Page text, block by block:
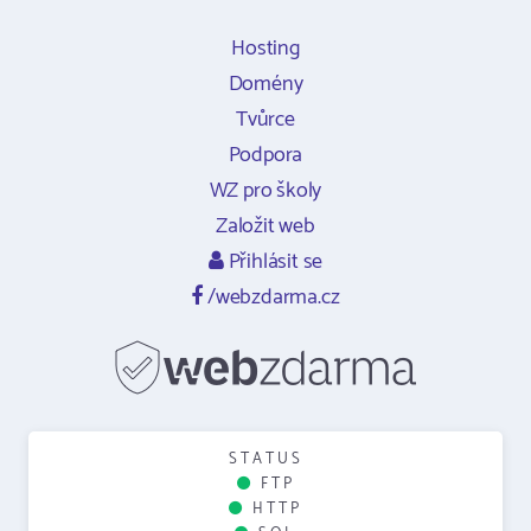
Hosting
Domény
Tvůrce
Podpora
WZ pro školy
Založit web
Přihlásit se
/webzdarma.cz
STATUS
FTP
HTTP